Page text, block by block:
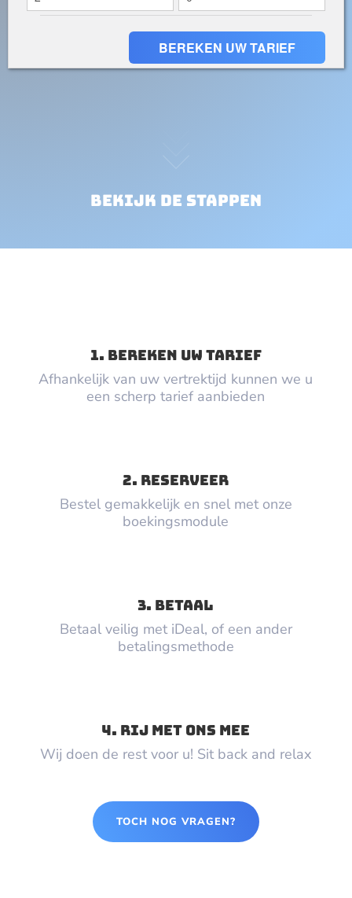
Bekijk de stappen
1. BEREKEN UW TARIEF
Afhankelijk van uw vertrektijd kunnen we u
een scherp tarief aanbieden
2. RESERVEER
Bestel gemakkelijk en snel met onze
boekingsmodule
3. BETAAL
Betaal veilig met iDeal, of een ander
betalingsmethode
4. RIJ MET ONS MEE
Wij doen de rest voor u! Sit back and relax
TOCH NOG VRAGEN?